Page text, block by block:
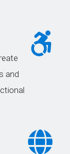
create
and